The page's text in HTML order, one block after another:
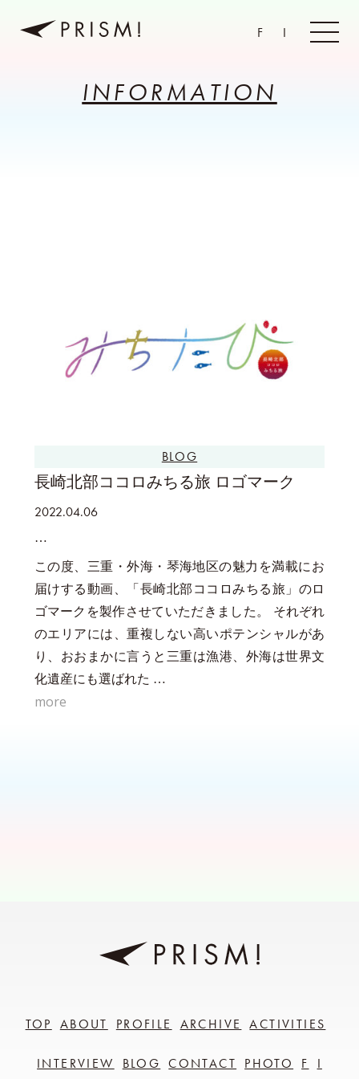
F I
INFORMATION
BLOG
長崎北部ココロみちる旅 ロゴマーク
2022.04.06
この度、三重・外海・琴海地区の魅力を満載にお
届けする動画、「長崎北部ココロみちる旅」のロ
ゴマークを製作させていただきました。 それぞれ
のエリアには、重複しない高いポテンシャルがあ
り、おおまかに言うと三重は漁港、外海は世界文
化遺産にも選ばれた …
more
TOP ABOUT PROFILE ARCHIVE ACTIVITIES
INTERVIEW BLOG CONTACT PHOTO F I